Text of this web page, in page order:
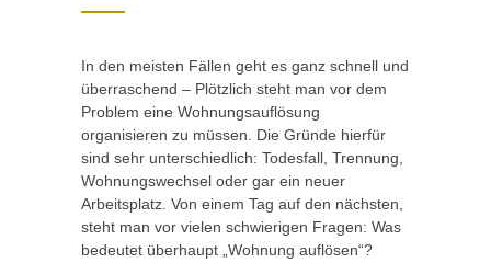
In den meisten Fällen geht es ganz schnell und
überraschend – Plötzlich steht man vor dem
Problem eine Wohnungsauflösung
organisieren zu müssen. Die Gründe hierfür
sind sehr unterschiedlich: Todesfall, Trennung,
Wohnungswechsel oder gar ein neuer
Arbeitsplatz. Von einem Tag auf den nächsten,
steht man vor vielen schwierigen Fragen: Was
bedeutet überhaupt „Wohnung auflösen“?